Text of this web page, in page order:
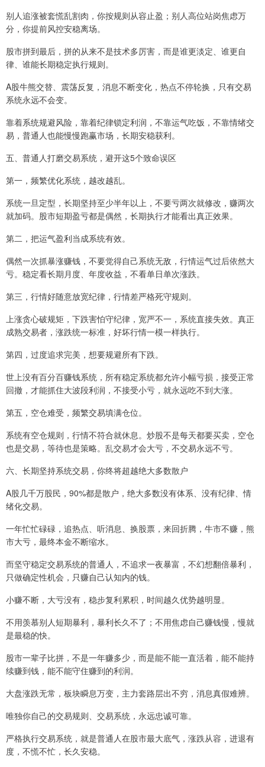
别人追涨被套慌乱割肉，你按规则从容止盈；别人高位站岗焦虑万
分，你提前风控安稳离场。
股市拼到最后，拼的从来不是技术多厉害，而是谁更淡定、谁更自
律、谁能长期稳定执行规则。
A股牛熊交替、震荡反复，消息不断变化，热点不停轮换，只有交易
系统永远不会变。
靠着系统规避风险，靠着纪律锁定利润，不靠运气吃饭，不靠情绪交
易，普通人也能慢慢跑赢市场，长期安稳获利。
五、普通人打磨交易系统，避开这5个致命误区
第一，频繁优化系统，越改越乱。
系统一旦定型，长期坚持至少半年以上，不要亏两次就修改，赚两次
就加码。股市短期盈亏都是偶然，长期执行才能看出真正效果。
第二，把运气盈利当成系统有效。
偶然一次抓暴涨赚钱，不要觉得自己系统无敌，行情运气过后依然大
亏。稳定看长期月度、年度收益，不看单日单次涨跌。
第三，行情好随意放宽纪律，行情差严格死守规则。
上涨贪心破规矩，下跌害怕守纪律，宽严不一，系统直接失效。真正
成熟交易者，涨跌统一标准，好坏行情一模一样执行。
第四，过度追求完美，想要规避所有下跌。
世上没有百分百赚钱系统，所有稳定系统都允许小幅亏损，接受正常
回撤，才能抓住大波段利润，不接受小亏，就永远吃不到大涨。
第五，空仓难受，频繁交易填满仓位。
系统有空仓规则，行情不符合就休息。炒股不是每天都要买卖，空仓
也是交易，等待也是策略。乱交易才会大亏，不交易永远不亏。
六、长期坚持系统交易，你终将超越绝大多数散户
A股几千万股民，90%都是散户，绝大多数没有体系、没有纪律、情
绪化交易。
一年忙忙碌碌，追热点、听消息、换股票，来回折腾，牛市不赚，熊
市大亏，最终本金不断缩水。
而坚守稳定交易系统的普通人，不追求一夜暴富，不幻想翻倍暴利，
只做确定性机会，只赚自己认知内的钱。
小赚不断，大亏没有，稳步复利累积，时间越久优势越明显。
不用羡慕别人短期暴利，暴利长久不了；不用焦虑自己赚钱慢，慢就
是最稳的快。
股市一辈子比拼，不是一年赚多少，而是能不能一直活着，能不能持
续赚到钱，能不能守住赚到的利润。
大盘涨跌无常，板块瞬息万变，主力套路层出不穷，消息真假难辨。
唯独你自己的交易规则、交易系统，永远忠诚可靠。
严格执行交易系统，就是普通人在股市最大底气，涨跌从容，进退有
度，不慌不忙，长久安稳。